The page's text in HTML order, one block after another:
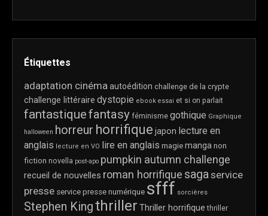
Étiquettes
adaptation cinémaautoédition challenge de la crypte
challenge littéraire dystopie ebook essai et si on parlait
fantastiquefantasy féminisme gothique Graphique
halloween horreur horrifique japon lecture en
anglais lecture en VO lire en anglais magie manga non
fiction novella post-apo pumpkin autumn challenge
recueil de nouvelles roman horrifique sagaservice
presse service presse numérique sfff sorcières
Stephen Kingthriller Thriller horrifique thriller